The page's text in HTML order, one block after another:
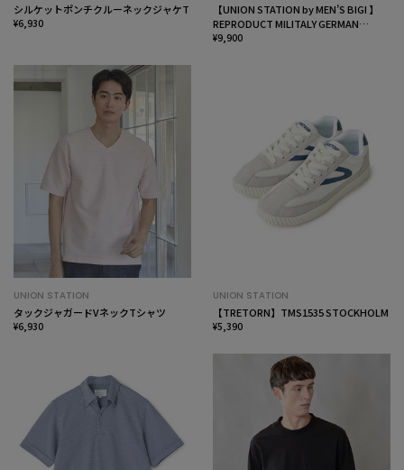
シルケットポンチクルーネックジャケT
¥6,930
【UNION STATION by MEN’S BIGI 】
REPRODUCT MILITALY GERMAN
TRAINER ジャーマントレーナー
¥9,900
UNION STATION
タックジャガードVネックTシャツ
¥6,930
UNION STATION
【TRETORN】TMS1535 STOCKHOLM
¥5,390